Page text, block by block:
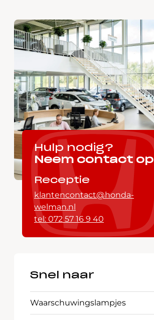
Hulp nodig?
Neem contact op
Receptie
klantencontact@honda-
welman.nl
tel: 072 57 16 9 40
Snel naar
Waarschuwings­lampjes